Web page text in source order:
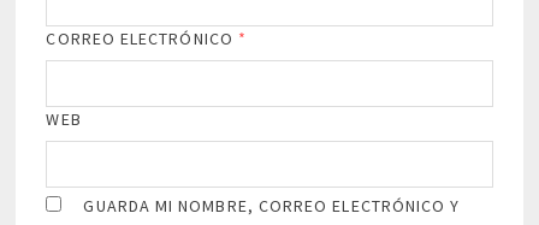
CORREO ELECTRÓNICO *
WEB
GUARDA MI NOMBRE, CORREO ELECTRÓNICO Y